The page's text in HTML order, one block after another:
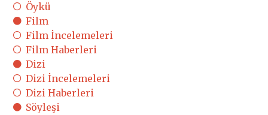
Öykü
Film
Film İncelemeleri
Film Haberleri
Dizi
Dizi İncelemeleri
Dizi Haberleri
Söyleşi